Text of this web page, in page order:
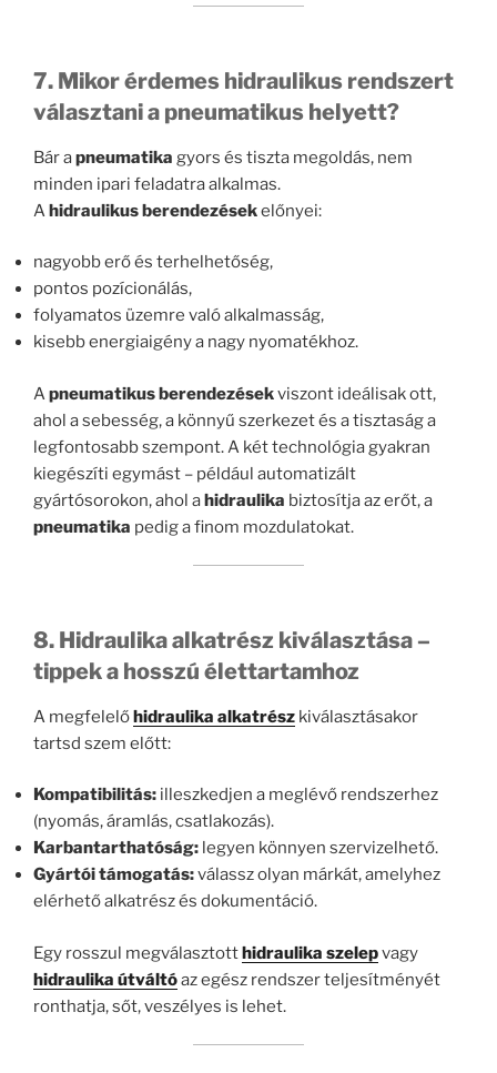
7. Mikor érdemes hidraulikus rendszert
választani a pneumatikus helyett?
Bár apneumatika gyors és tiszta megoldás, nem
minden ipari feladatra alkalmas.
Ahidraulikus berendezésekelőnyei:
nagyobb erő és terhelhetőség,
pontos pozícionálás,
folyamatos üzemre való alkalmasság,
kisebb energiaigény a nagy nyomatékhoz.
Apneumatikus berendezésekviszont ideálisak ott,
ahol a sebesség, a könnyű szerkezet és a tisztaság a
legfontosabb szempont. A két technológia gyakran
kiegészíti egymást – például automatizált
gyártósorokon, ahol ahidraulika biztosítja az erőt, a
pneumatika pedig a finom mozdulatokat.
8. Hidraulika alkatrész kiválasztása –
tippek a hosszú élettartamhoz
A megfelelőhidraulika alkatrész kiválasztásakor
tartsd szem előtt:
Kompatibilitás: illeszkedjen a meglévő rendszerhez
(nyomás, áramlás, csatlakozás).
Karbantarthatóság: legyen könnyen szervizelhető.
Gyártói támogatás:válassz olyan márkát, amelyhez
elérhető alkatrész és dokumentáció.
Egy rosszul megválasztotthidraulika szelepvagy
hidraulika útváltóaz egész rendszer teljesítményét
ronthatja, sőt, veszélyes is lehet.